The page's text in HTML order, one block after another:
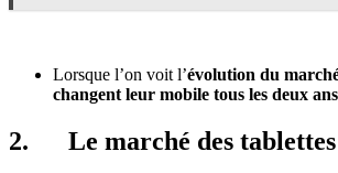
Lorsque l’on voit l’évolution du
changent leur mobile tous les deux
2. Le marché des tablettes